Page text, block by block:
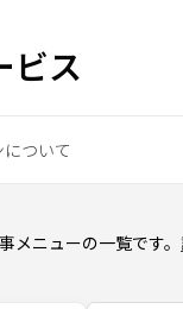
ビス
ついて
メニューの一覧です。